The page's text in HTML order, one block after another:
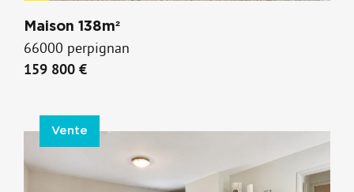
Maison 138m²
66000 perpignan
159 800 €
Vente